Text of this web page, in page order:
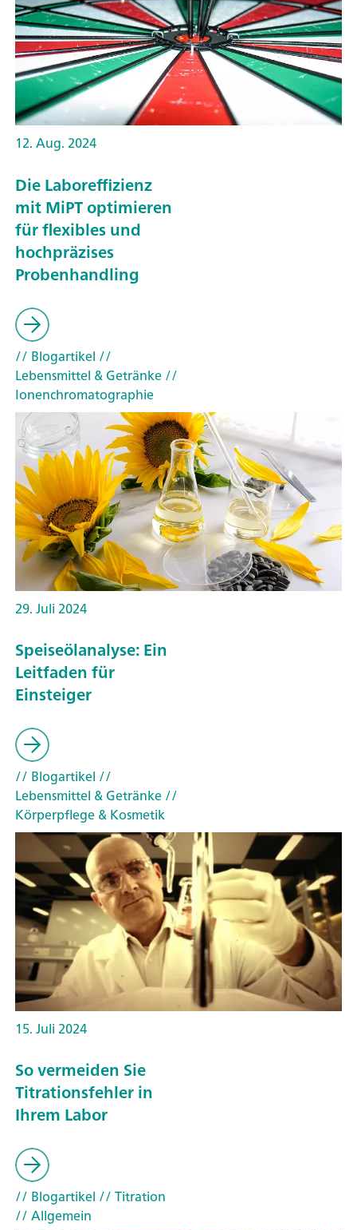
12. Aug. 2024
Die Laboreffizienz
mit MiPT optimieren
für flexibles und
hochpräzises
Probenhandling
// Blogartikel //
Lebensmittel & Getränke//
Ionenchromatographie
29. Juli 2024
Speiseölanalyse: Ein
Leitfaden für
Einsteiger
// Blogartikel //
Lebensmittel & Getränke//
Körperpflege & Kosmetik
15. Juli 2024
So vermeiden Sie
Titrationsfehler in
Ihrem Labor
// Blogartikel // Titration
// Allgemein